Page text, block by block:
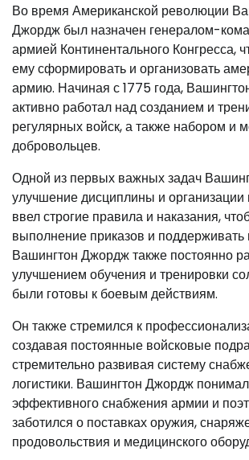
Во время Американской революции
Джордж был назначен генералом-
армией Континентального Конгресса,
ему сформировать и организовать
армию. Начиная с 1775 года,
активно работал над созданием и
регулярных войск, а также набором и
добровольцев.
Одной из первых важных задач
улучшение дисциплины и
ввел строгие правила и наказания,
выполнение приказов и поддерживать
Вашингтон Джордж также постоянно
улучшением обучения и тренировки
были готовы к боевым действиям.
Он также стремился к
создавая постоянные войсковые
стремительно развивая систему
логистики. Вашингтон Джордж
эффективного снабжения армии и
заботился о поставках оружия,
продовольствия и медицинского